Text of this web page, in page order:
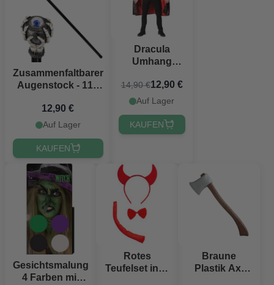
Zusammenfaltbarer
Augenstock - 110
12,90 €
Auf Lager
KAUFEN
Dracula
Umhang
Unisex
14,90 €12,90 €
Auf Lager
KAUFEN
Gesichtsmalung
4 Farben mit
Rotes
Teufelset inkl.
Braune
Plastik Axt